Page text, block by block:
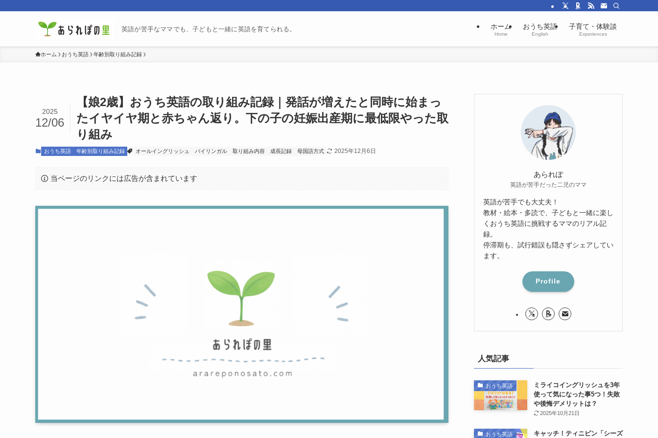
英語が苦手なママでも、子どもと一緒に英語を育てられる。 ホーム
Home
おうち英語
English
子育て・体験談
Experiences
ホーム おうち英語 年齢別取り組み記録
【娘2歳】おうち英語の取り組み記録｜発話が増えたと同時に始まっ
たイヤイヤ期と赤ちゃん返り。下の子の妊娠出産期に最低限やった取
り組み
2025
12/06
おうち英語 年齢別取り組み記録 オールイングリッシュ バイリンガル 取り組み内容 成長記録 母国語方式 2025年12月6日
当ページのリンクには広告が含まれています あられぽ
英語が苦手だった二児のママ
英語が苦手でも大丈夫！
教材・絵本・多読で、子どもと一緒に楽し
くおうち英語に挑戦するママのリアル記
録。
停滞期も、試行錯誤も隠さずシェアしてい
ます。
Profile
人気記事
おうち英語
ミライコイングリッシュを3年
使って気になった事5つ！失敗
や後悔デメリットは？
2025年10月21日
おうち英語
キャッチ！ティニピン「シーズ